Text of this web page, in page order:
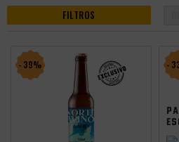
FILTROS
- 39% -